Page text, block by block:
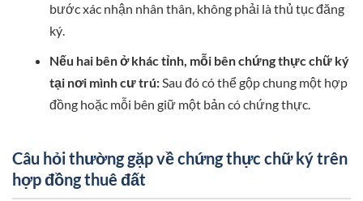
bước xác nhận nhân thân, không phải là thủ tục đăng
ký.
Nếu hai bên ở khác tỉnh, mỗi bên chứng thực chữ ký
tại nơi mình cư trú:Sau đó có thể gộp chung một hợp
đồng hoặc mỗi bên giữ một bản có chứng thực.
Câu hỏi thường gặp về chứng thực chữ ký trên
hợp đồng thuê đất